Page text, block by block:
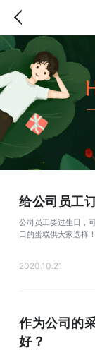
给公司员工
公司员工要过生日，
口的蛋糕供大家选择！
2020.10.21
作为公司的
好？